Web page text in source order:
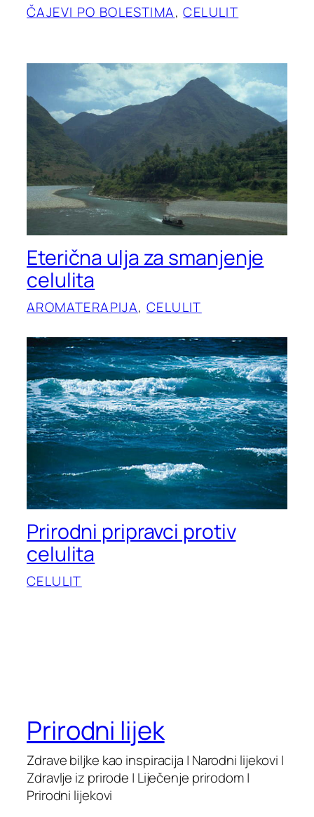
ČAJEVI PO BOLESTIMA, CELULIT
Eterična ulja za smanjenje
celulita
AROMATERAPIJA, CELULIT
Prirodni pripravci protiv
celulita
CELULIT
Prirodni lijek
Zdrave biljke kao inspiracija | Narodni lijekovi |
Zdravlje iz prirode | Liječenje prirodom |
Prirodni lijekovi